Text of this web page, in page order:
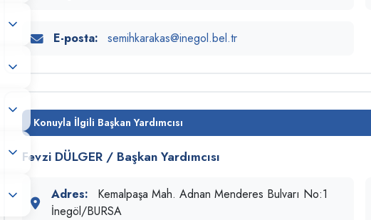
E-posta: semihkarakas@inegol.bel.tr
Konuyla İlgili Başkan Yardımcısı
Fevzi DÜLGER / Başkan Yardımcısı
Adres:
Kemalpaşa Mah. Adnan Menderes Bulvarı No:1
İnegöl/BURSA